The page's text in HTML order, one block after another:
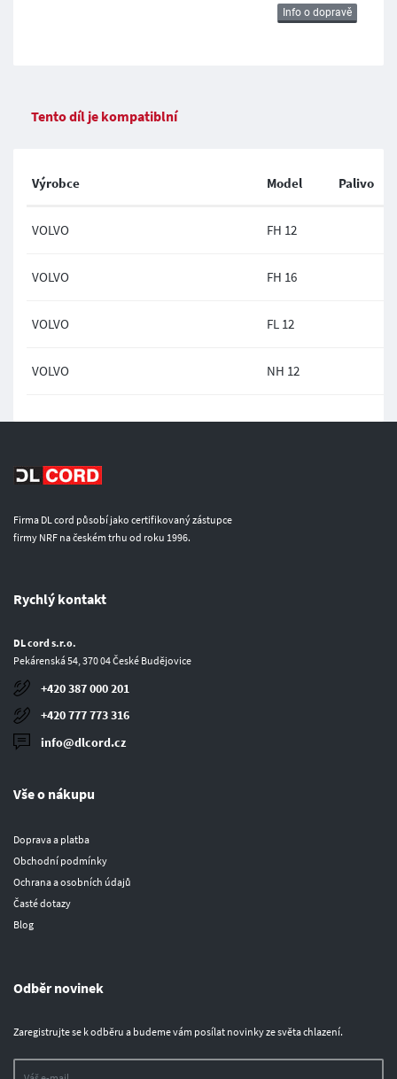
Info o dopravě
Tento díl je kompatiblní
Výrobce Model Palivo
VOLVO FH 12
VOLVO FH 16
VOLVO FL 12
VOLVO NH 12
Firma DL cord působí jako certifikovaný zástupce
firmy NRF na českém trhu od roku 1996.
Rychlý kontakt
DL cord s.r.o.
Pekárenská 54, 370 04 České Budějovice
+420 387 000 201
+420 777 773 316
info@dlcord.cz
Vše o nákupu
Doprava a platba
Obchodní podmínky
Ochrana a osobních údajů
Časté dotazy
Blog
Odběr novinek
Zaregistrujte se k odběru a budeme vám posílat novinky ze světa chlazení.